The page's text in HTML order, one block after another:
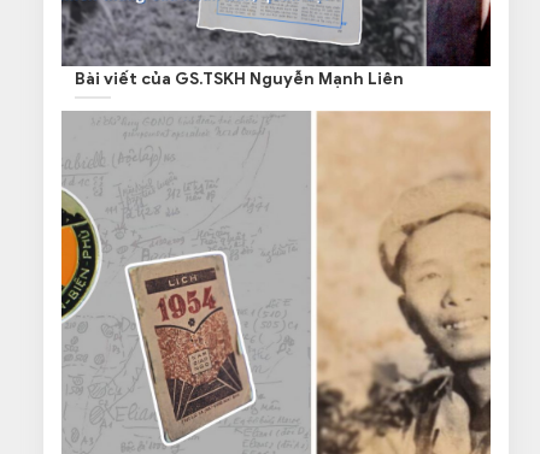
Bài viết của GS.TSKH Nguyễn Mạnh Liên